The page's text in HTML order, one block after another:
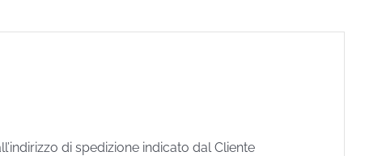
di spedizione indicato dal Cliente